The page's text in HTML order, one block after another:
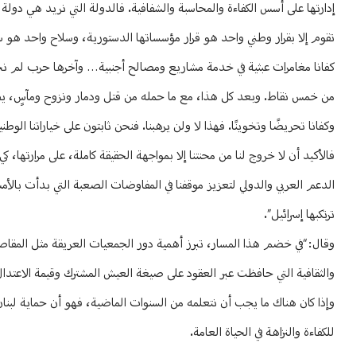
إدارتها على أسس الكفاءة والمحاسبة والشفافية. فالدولة التي نريد هي
تقوم إلا بقرار وطني واحد هو قرار مؤسساتها الدستورية، وسلاح واحد
من خمس نقاط. وبعد كل هذا، مع ما حمله من قتل ودمار ونزوح ومآسٍ،
وكفانا تحريضًا وتخوينًا. فهذا لا ولن يرهبنا. فنحن ثابتون على خياراتنا
فالأكيد أن لا خروج لنا من محنتنا إلا بمواجهة الحقيقة كاملة، على
الدعم العربي والدولي لتعزيز موقفنا في المفاوضات الصعبة التي بدأت
ترتكبها إسرائيل”.
وقال: “في خضم هذا المسار، تبرز أهمية دور الجمعيات العريقة مثل
والثقافية التي حافظت عبر العقود على صيغة العيش المشترك وقيمة
وإذا كان هناك ما يجب أن نتعلمه من السنوات الماضية، فهو أن حماية لبنان
للكفاءة والنزاهة في الحياة العامة.